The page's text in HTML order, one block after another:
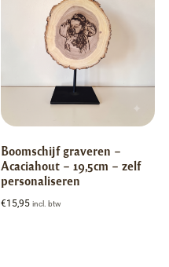
Boomschijf graveren –
Acaciahout – 19,5cm – zelf
personaliseren
€15,95 incl. btw